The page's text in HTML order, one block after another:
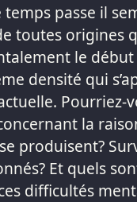
passe il
toutes origines
le
densité qui
Pourriez-
la
produisent?
Et quels
difficultés